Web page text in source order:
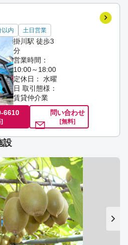
以内 土日営業
掛川駅 徒歩3
分
営業時間：
10:00～18:00
定休日： 水曜
日 取引態様：
賃貸仲介業
6610
問い合わせ
[無料]
設